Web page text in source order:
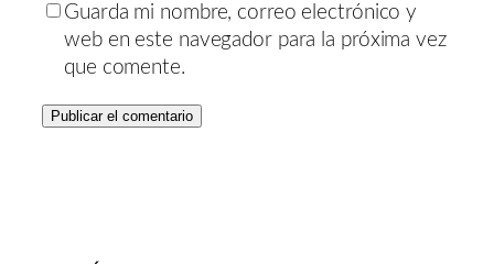
Guarda mi nombre, correo electrónico y
web en este navegador para la próxima vez
que comente.